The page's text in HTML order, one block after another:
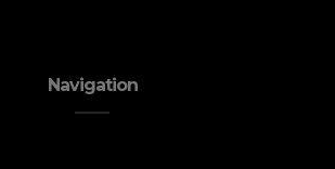
Navigation